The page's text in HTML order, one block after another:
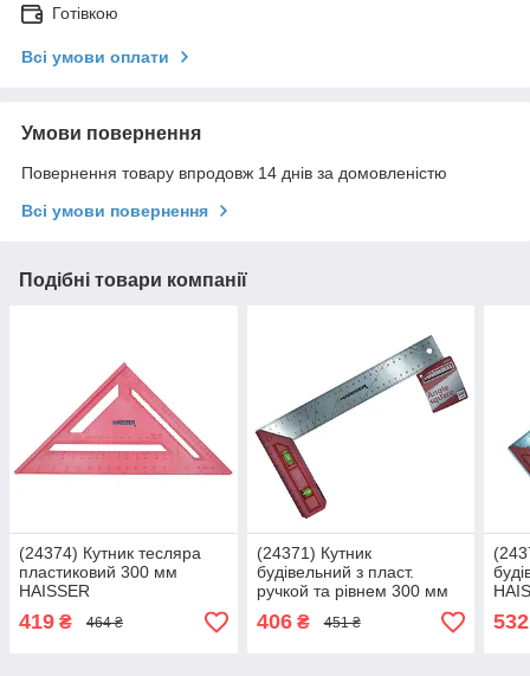
Готівкою
Всі умови оплати
Умови повернення
Повернення товару впродовж 14 днів за домовленістю
Всі умови повернення
Подібні товари компанії
(24374) Кутник тесляра
пластиковий 300 мм
HAISSER
419 ₴ 464 ₴
(24371) Кутник
будівельний з пласт.
ручкой та рівнем 300 мм
406₴ 451 ₴ 532